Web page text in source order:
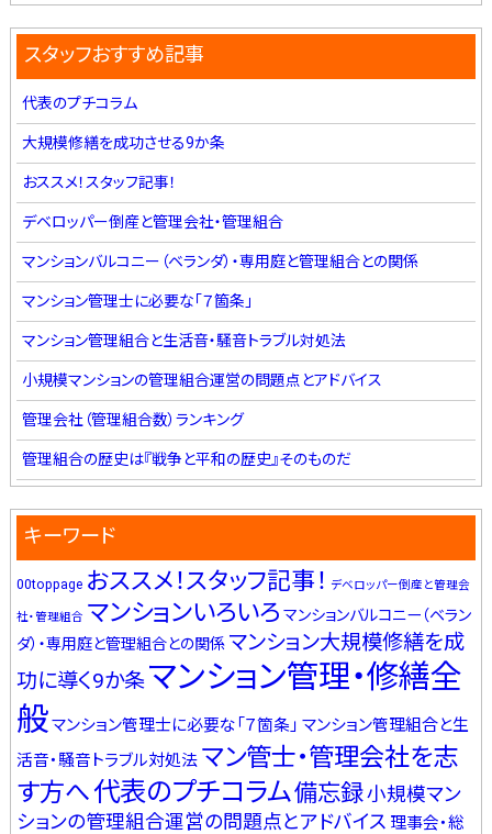
スタッフおすすめ記事
代表のプチコラム
大規模修繕を成功させる9か条
おススメ！スタッフ記事！
デベロッパー倒産と管理会社・管理組合
マンションバルコニー（ベランダ）・専用庭と管理組合との関係
マンション管理士に必要な「７箇条」
マンション管理組合と生活音・騒音トラブル対処法
小規模マンションの管理組合運営の問題点とアドバイス
管理会社（管理組合数）ランキング
管理組合の歴史は『戦争と平和の歴史』そのものだ
キーワード
00toppage おススメ！スタッフ記事！ デベロッパー倒産と管理会
社・管理組合 マンションいろいろ マンションバルコニー（ベラン
ダ）・専用庭と管理組合との関係 マンション大規模修繕を成
功に導く9か条マンション管理・修繕全
般マンション管理士に必要な「７箇条」 マンション管理組合と生
活音・騒音トラブル対処法 マン管士・管理会社を志
す方へ代表のプチコラム備忘録小規模マン
ションの管理組合運営の問題点とアドバイス 理事会・総